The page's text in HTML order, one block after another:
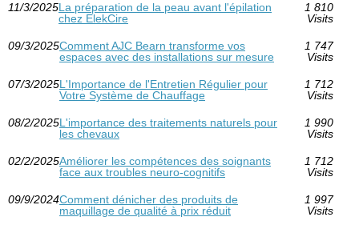
11/3/2025La préparation de la peau avant l'épilation
chez ElekCire
1 810
Visits
09/3/2025Comment AJC Bearn transforme vos
espaces avec des installations sur mesure
1 747
Visits
07/3/2025L'Importance de l'Entretien Régulier pour
Votre Système de Chauffage
1 712
Visits
08/2/2025L'importance des traitements naturels pour
les chevaux
1 990
Visits
02/2/2025Améliorer les compétences des soignants
face aux troubles neuro-cognitifs
1 712
Visits
09/9/2024Comment dénicher des produits de
maquillage de qualité à prix réduit
1 997
Visits